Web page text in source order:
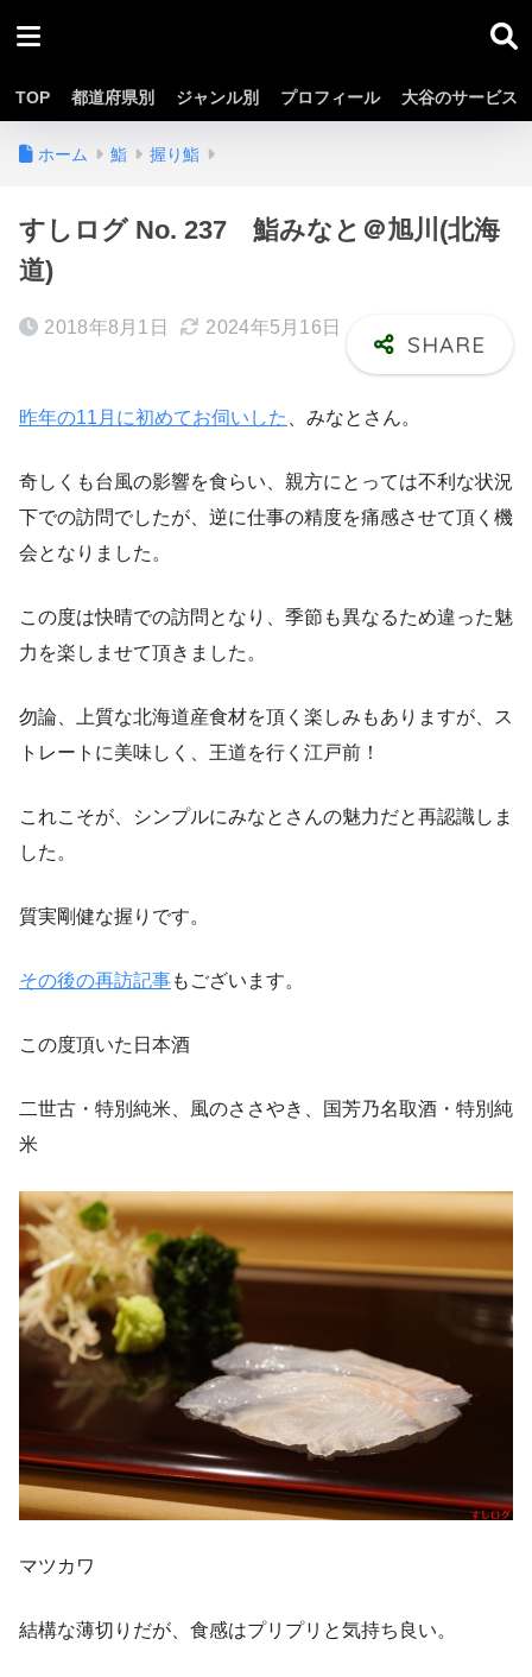
TOP 都道府県別 ジャンル別 プロフィール 大谷のサービス
ホーム 鮨 握り鮨
すしログ No. 237 鮨みなと＠旭川(北海
道)
2018年8月1日 2024年5月16日
昨年の11月に初めてお伺いした 、みなとさん。
奇しくも台風の影響を食らい、親方にとっては不利な状況
下での訪問でしたが、逆に仕事の精度を痛感させて頂く機
会となりました。
この度は快晴での訪問となり、季節も異なるため違った魅
力を楽しませて頂きました。
勿論、上質な北海道産食材を頂く楽しみもありますが、ス
トレートに美味しく、王道を行く江戸前！
これこそが、シンプルにみなとさんの魅力だと再認識しま
した。
質実剛健な握りです。
その後の再訪記事もございます。
この度頂いた日本酒
二世古・特別純米、風のささやき、国芳乃名取酒・特別純
米
マツカワ
結構な薄切りだが、食感はプリプリと気持ち良い。